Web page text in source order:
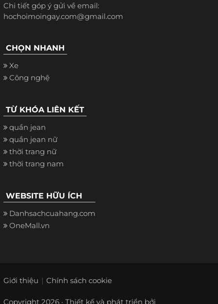
Chi tiết góp ý gửi về email:
hochoimoingay.com@gmail.com
CHỌN NHANH
Xe
Công nghệ
TỪ KHÓA LIÊN KẾT
quần jean
quần jean nữ
thời trang nữ
thời trang nam
WEBSITE HỮU ÍCH
Danhsachcuahang.com
OneMall.vn
Giới thiệu Chính sách cookie
Copyright 2026 · Thiết kế và phát triển bởi